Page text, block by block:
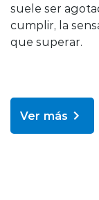
suele ser
cumplir, la
que superar.
Ver más